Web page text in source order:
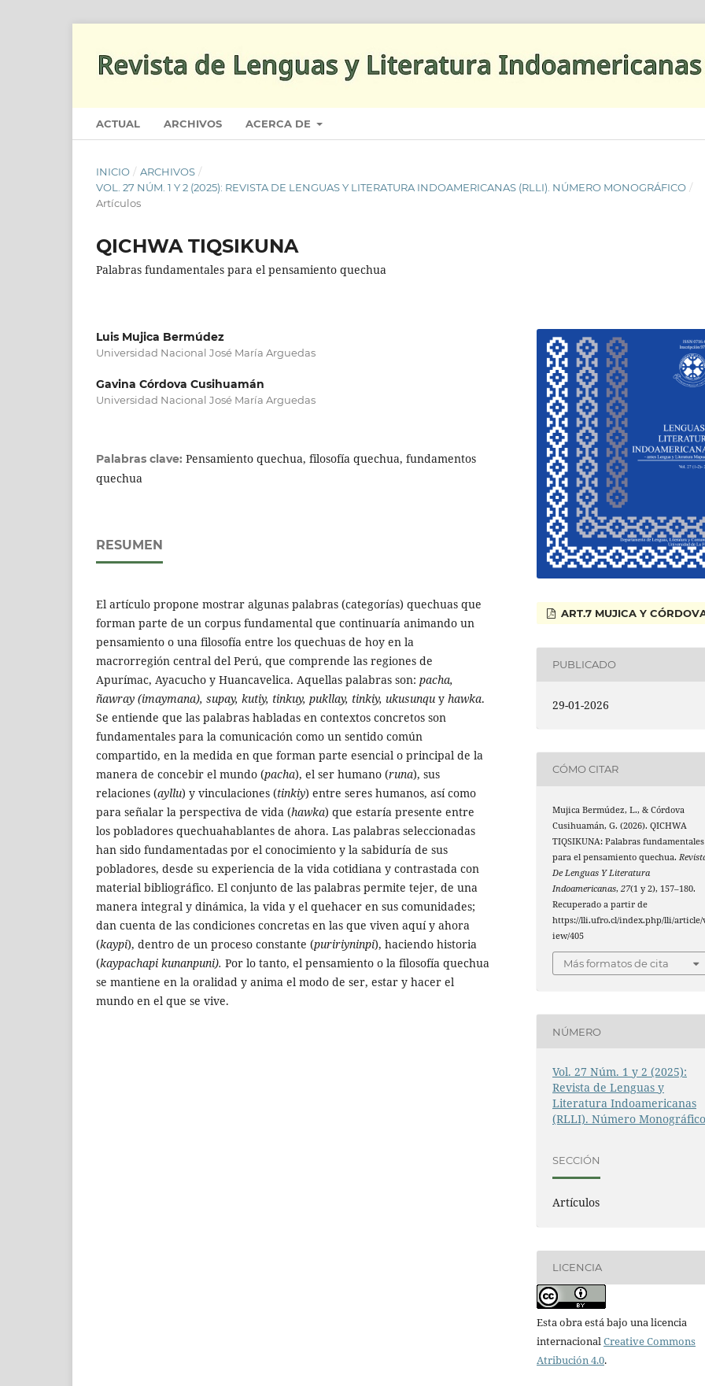
ACTUAL ARCHIVOS ACERCA DE
INICIO / ARCHIVOS /
VOL. 27 NÚM. 1 Y 2 (2025): REVISTA DE LENGUAS Y LITERATURA INDOAMERICANAS (RLLI). NÚMERO MONOGRÁFICO /
Artículos
QICHWA TIQSIKUNA
Palabras fundamentales para el pensamiento quechua
Luis Mujica Bermúdez
Universidad Nacional José María Arguedas
Gavina Córdova Cusihuamán
Universidad Nacional José María Arguedas
Palabras clave: Pensamiento quechua, filosofía quechua, fundamentos
quechua
RESUMEN
El artículo propone mostrar algunas palabras (categorías) quechuas que
forman parte de un corpus fundamental que continuaría animando un
pensamiento o una filosofía entre los quechuas de hoy en la
macrorregión central del Perú, que comprende las regiones de
Apurímac, Ayacucho y Huancavelica. Aquellas palabras son: pacha,
ñawray (imaymana), supay, kutiy, tinkuy, pukllay, tinkiy, ukusunqu y hawka.
Se entiende que las palabras habladas en contextos concretos son
fundamentales para la comunicación como un sentido común
compartido, en la medida en que forman parte esencial o principal de la
manera de concebir el mundo (pacha), el ser humano (runa), sus
relaciones (ayllu) y vinculaciones (tinkiy) entre seres humanos, así como
para señalar la perspectiva de vida (hawka) que estaría presente entre
los pobladores quechuahablantes de ahora. Las palabras seleccionadas
han sido fundamentadas por el conocimiento y la sabiduría de sus
pobladores, desde su experiencia de la vida cotidiana y contrastada con
material bibliográfico. El conjunto de las palabras permite tejer, de una
manera integral y dinámica, la vida y el quehacer en sus comunidades;
dan cuenta de las condiciones concretas en las que viven aquí y ahora
(kaypi), dentro de un proceso constante (puririyninpi), haciendo historia
(kaypachapi kunanpuni). Por lo tanto, el pensamiento o la filosofía quechua
se mantiene en la oralidad y anima el modo de ser, estar y hacer el
mundo en el que se vive.
ART.7 MUJICA Y
PUBLICADO
29-01-2026
CÓMO CITAR
Mujica Bermúdez, L., & Córdova
Cusihuamán, G. (2026). QICHWA
TIQSIKUNA: Palabras fundamentales
para el pensamiento quechua.
De Lenguas Y Literatura
Indoamericanas,27(1 y 2), 157–180.
Recuperado a partir de
https://lli.ufro.cl/index.php/lli/article/
iew/405
Más formatos de cita
NÚMERO
Vol. 27 Núm. 1 y 2 (2025):
Revista de Lenguas y
Literatura Indoamericanas
(RLLI). Número
SECCIÓN
Artículos
LICENCIA
Esta obra está bajo una licencia
internacional Creative Commons
Atribución 4.0.